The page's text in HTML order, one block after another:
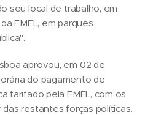
seu local de trabalho, em
EMEL, em parques
aprovou, em 02 de
do pagamento de
tarifado pela EMEL, com os
restantes forças políticas.